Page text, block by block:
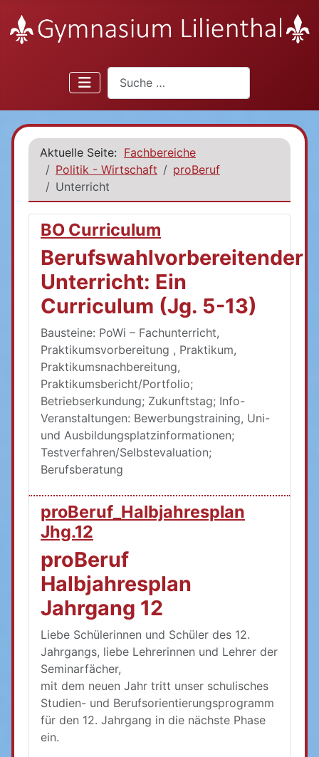
Suchen
Aktuelle Seite: Fachbereiche
Politik - Wirtschaft
proBeruf
Unterricht
BO Curriculum
Berufswahlvorbereitender
Unterricht: Ein
Curriculum (Jg. 5-13)
Bausteine: PoWi – Fachunterricht,
Praktikumsvorbereitung , Praktikum,
Praktikumsnachbereitung,
Praktikumsbericht/Portfolio;
Betriebserkundung; Zukunftstag; Info-
Veranstaltungen: Bewerbungstraining, Uni-
und Ausbildungsplatzinformationen;
Testverfahren/Selbstevaluation;
Berufsberatung
proBeruf_Halbjahresplan
Jhg.12
proBeruf
Halbjahresplan
Jahrgang 12
Liebe Schülerinnen und Schüler des 12.
Jahrgangs, liebe Lehrerinnen und Lehrer der
Seminarfächer,
mit dem neuen Jahr tritt unser schulisches
Studien- und Berufsorientierungsprogramm
für den 12. Jahrgang in die nächste Phase
ein.